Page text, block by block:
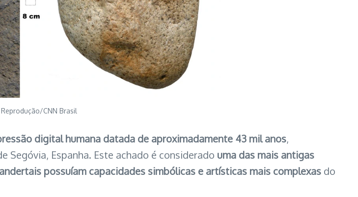
Reprodução/CNN Brasil
digital humana datada de aproximadamente 43 mil anos,
Segóvia, Espanha. Este achado é considerado uma das mais antigas
possuíam capacidades simbólicas e artísticas mais complexas do